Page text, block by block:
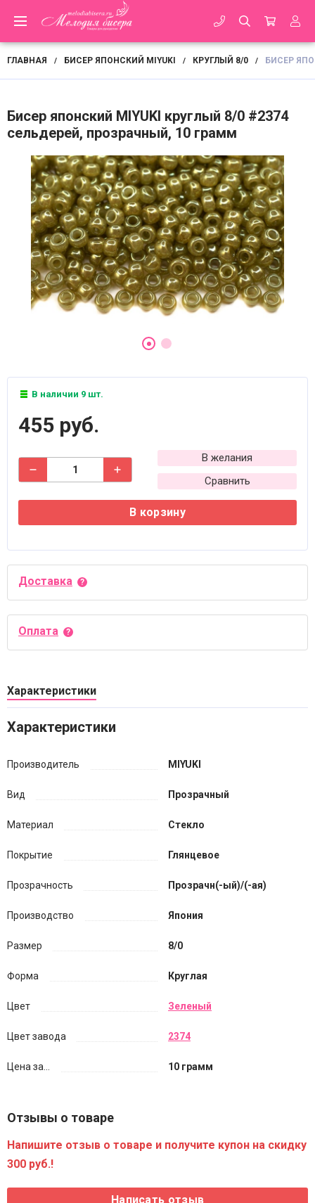
ГЛАВНАЯ / БИСЕР ЯПОНСКИЙ MIYUKI / КРУГЛЫЙ 8/0 / БИСЕР
Бисер японский MIYUKI круглый 8/0 #2374
сельдерей, прозрачный, 10 грамм
В наличии 9 шт.
455 руб.
В желания
Сравнить
В корзину
Доставка
Оплата
Характеристики
Характеристики
Производитель MIYUKI
Вид Прозрачный
Материал Стекло
Покрытие Глянцевое
Прозрачность Прозрачн(-ый)/(-ая)
Производство Япония
Размер 8/0
Форма Круглая
Цвет Зеленый
Цвет завода 2374
Цена за... 10 грамм
Отзывы о товаре
Напишите отзыв о товаре и получите купон на скидку
300 руб.!